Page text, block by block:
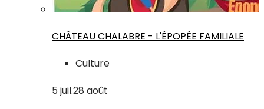
CHÂTEAU CHALABRE - L'ÉPOPÉE FAMILIALE
Culture
5 juil.28 août